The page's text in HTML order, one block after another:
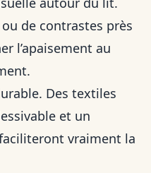
de contrastes près
l’apaisement au
Des textiles
et un
vraiment la